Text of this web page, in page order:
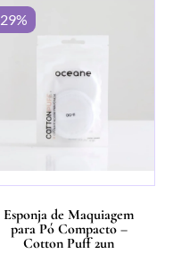
29%
Esponja de Maquiagem
para Pó Compacto –
Cotton Puff 2un